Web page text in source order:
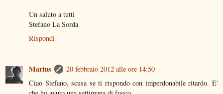
Un saluto a tutti
Stefano La Sorda
Rispondi
Marius
20 febbraio 2012 alle ore 14:50
Ciao Stefano, scusa se ti rispondo con imperdonabile ritardo. E'